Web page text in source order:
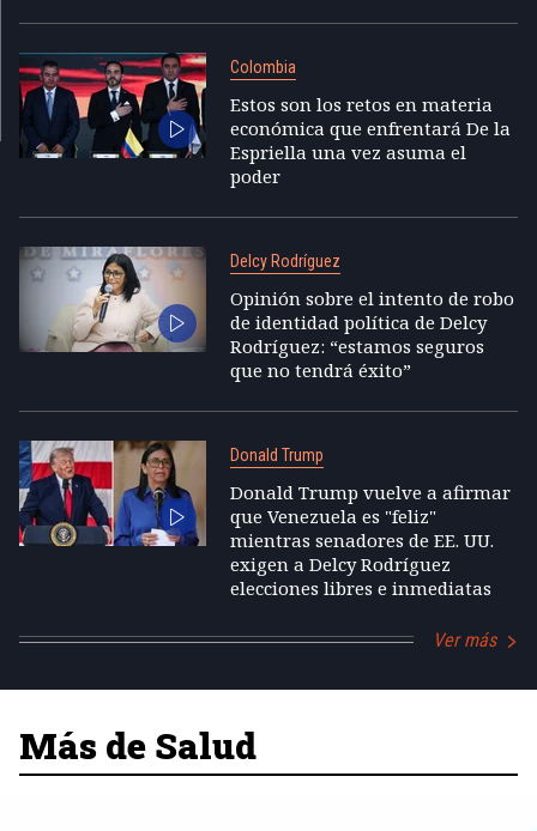
Colombia
Estos son los retos en materia
económica que enfrentará De la
Espriella una vez asuma el
poder
Delcy Rodríguez
Opinión sobre el intento de robo
de identidad política de Delcy
Rodríguez: “estamos seguros
que no tendrá éxito”
Donald Trump
Donald Trump vuelve a afirmar
que Venezuela es "feliz"
mientras senadores de EE. UU.
exigen a Delcy Rodríguez
elecciones libres e inmediatas
Ver más
Más de Salud